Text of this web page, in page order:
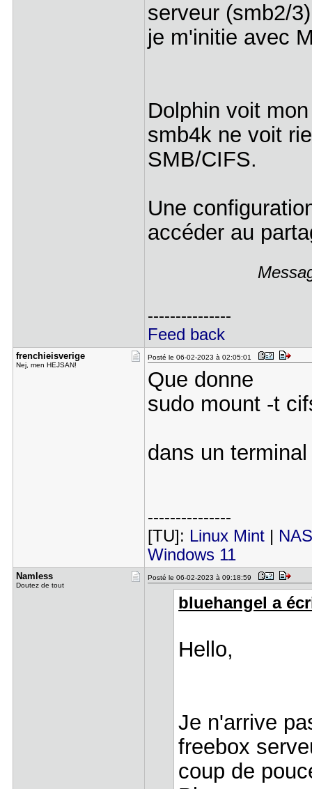
serveur (smb2/
je m'initie avec
Dolphin voit
smb4k ne voit
SMB/CIFS.
Une
accéder au
---------------
Feed back
frenchieis​verige
Nej, men HEJSAN!
Posté le 06-02-2023 à 02:05:01
Que donne
sudo mount -t
dans un terminal
---------------
[TU]: Linux Mint|
Windows 11
Namless
Doutez de tout
Posté le 06-02-2023 à 09:18:59
bluehangel a
Hello,
Je n'arrive
freebox
coup de